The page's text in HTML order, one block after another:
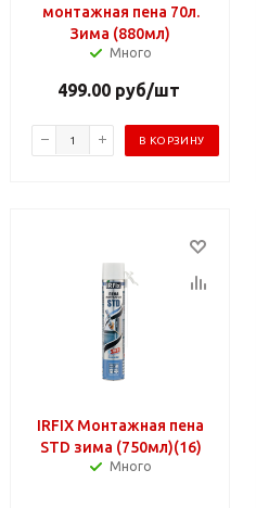
монтажная пена 70л.
Зима (880мл)
Много
499.00руб/шт
В КОРЗИНУ
IRFIX Монтажная пена
STD зима (750мл)(16)
Много